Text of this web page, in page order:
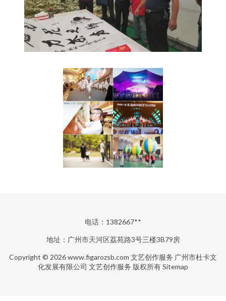
电话：1382667**
地址：广州市天河区荔苑路3号三楼3B79房
Copyright © 2026www.figarozsb.com 文艺创作服务 广州市杜卡文
化发展有限公司 文艺创作服务 版权所有Sitemap